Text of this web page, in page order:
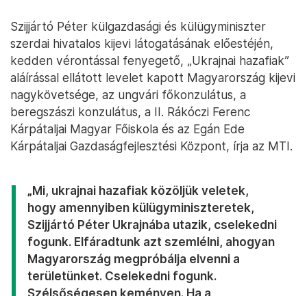
Szijjártó Péter külgazdasági és külügyminiszter
szerdai hivatalos kijevi látogatásának előestéjén,
kedden vérontással fenyegető, „Ukrajnai hazafiak”
aláírással ellátott levelet kapott Magyarország kijevi
nagykövetsége, az ungvári főkonzulátus, a
beregszászi konzulátus, a II. Rákóczi Ferenc
Kárpátaljai Magyar Főiskola és az Egán Ede
Kárpátaljai Gazdaságfejlesztési Központ, írja az MTI.
„Mi, ukrajnai hazafiak közöljük veletek,
hogy amennyiben külügyminiszteretek,
Szijjártó Péter Ukrajnába utazik, cselekedni
fogunk. Elfáradtunk azt szemlélni, ahogyan
Magyarország megpróbálja elvenni a
területünket. Cselekedni fogunk.
Szélsőségesen keményen. Ha a